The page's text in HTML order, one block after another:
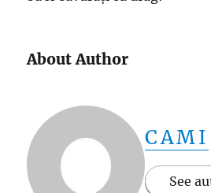
About Author
CAMI
See